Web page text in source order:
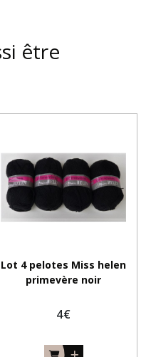
être
Lot 4 pelotes Miss helen
primevère noir
4€